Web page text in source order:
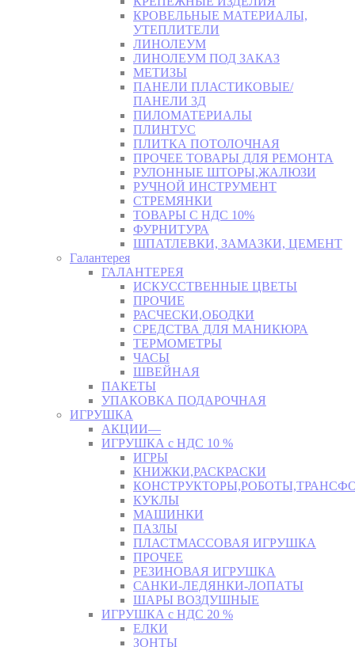
КРОВЕЛЬНЫЕ МАТЕРИАЛЫ,
УТЕПЛИТЕЛИ
ЛИНОЛЕУМ
ЛИНОЛЕУМ ПОД ЗАКАЗ
МЕТИЗЫ
ПАНЕЛИ ПЛАСТИКОВЫЕ/
ПАНЕЛИ 3Д
ПИЛОМАТЕРИАЛЫ
ПЛИНТУС
ПЛИТКА ПОТОЛОЧНАЯ
ПРОЧЕЕ ТОВАРЫ ДЛЯ РЕМОНТА
РУЛОННЫЕ ШТОРЫ,ЖАЛЮЗИ
РУЧНОЙ ИНСТРУМЕНТ
СТРЕМЯНКИ
ТОВАРЫ С НДС 10%
ФУРНИТУРА
ШПАТЛЕВКИ, ЗАМАЗКИ, ЦЕМЕНТ
Галантерея
ГАЛАНТЕРЕЯ
ИСКУССТВЕННЫЕ ЦВЕТЫ
ПРОЧИЕ
РАСЧЕСКИ,ОБОДКИ
СРЕДСТВА ДЛЯ МАНИКЮРА
ТЕРМОМЕТРЫ
ЧАСЫ
ШВЕЙНАЯ
ПАКЕТЫ
УПАКОВКА ПОДАРОЧНАЯ
ИГРУШКА
АКЦИИ—
ИГРУШКА с НДС 10 %
ИГРЫ
КНИЖКИ,РАСКРАСКИ
КУКЛЫ
МАШИНКИ
ПАЗЛЫ
ПЛАСТМАССОВАЯ ИГРУШКА
ПРОЧЕЕ
РЕЗИНОВАЯ ИГРУШКА
САНКИ-ЛЕДЯНКИ-ЛОПАТЫ
ШАРЫ ВОЗДУШНЫЕ
ИГРУШКА с НДС 20 %
ЕЛКИ
ЗОНТЫ